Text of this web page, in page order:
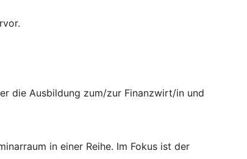
die Ausbildung zum/zur Finanzwirt/in und